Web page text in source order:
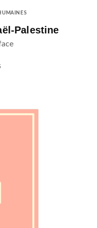
Palestine